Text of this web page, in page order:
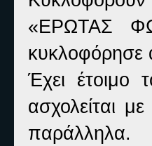
«ΕΡΩΤΑΣ
κυκλοφόρησε
Έχει έτοιμο
ασχολείται
παράλληλα.